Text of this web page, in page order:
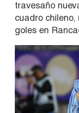
travesaño
cuadro
goles en